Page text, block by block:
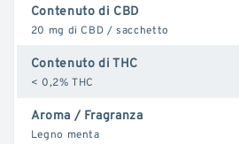
Contenuto di CBD
20 mg di CBD / sacchetto
Contenuto di THC
< 0,2% THC
Aroma / Fragranza
Legno menta